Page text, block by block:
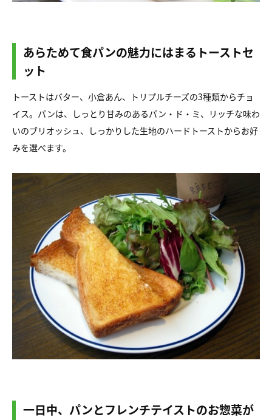
あらためて食パンの魅力にはまるトーストセ
ット
トーストはバター、小倉あん、トリプルチーズの3種類からチョ
イス。パンは、しっとり甘みのあるパン・ド・ミ、リッチな味わ
いのブリオッシュ、しっかりした生地のハードトーストからお好
みを選べます。
一日中、パンとフレンチテイストのお惣菜が